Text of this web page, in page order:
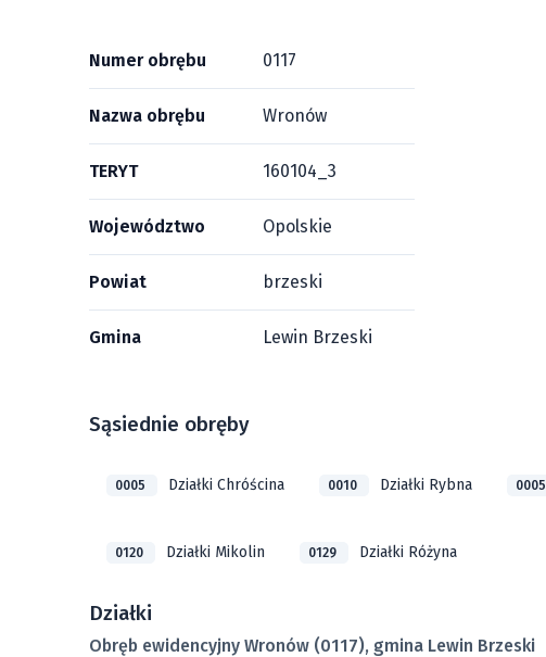
Numer obrębu 0117
Nazwa obrębu Wronów
TERYT 160104_3
Województwo Opolskie
Powiat brzeski
Gmina Lewin Brzeski
Sąsiednie obręby
0005 Działki Chróścina 0010 Działki Rybna 0005
0120 Działki Mikolin 0129 Działki Różyna
Działki
Obręb ewidencyjny Wronów (0117), gmina Lewin Brzeski